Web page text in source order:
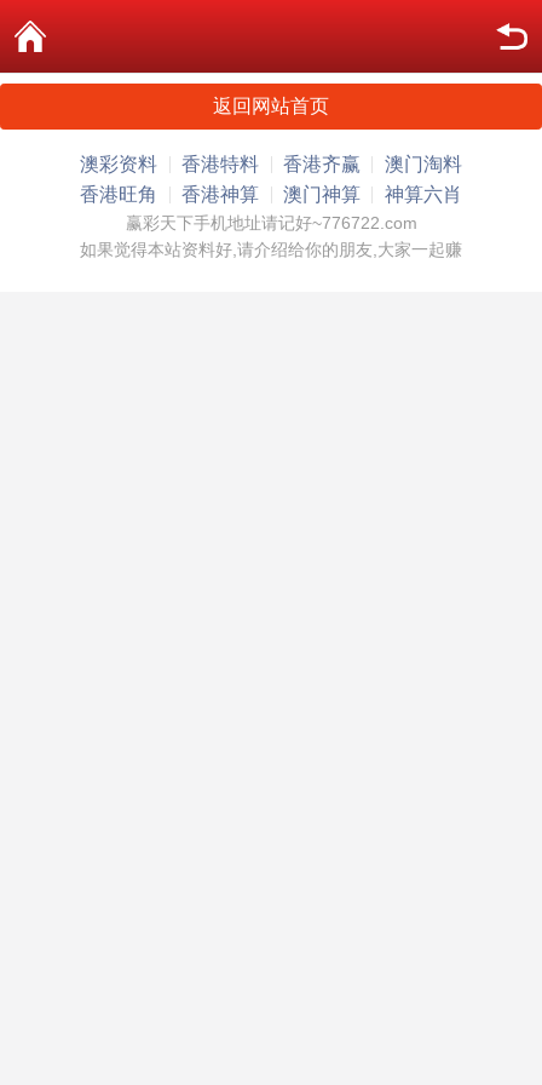
返回网站首页
澳彩资料 香港特料 香港齐赢
澳门淘料
香港旺角
香港神算 澳门神算 神算六肖
赢彩天下手机地址请记好~776722.com
如果觉得本站资料好,请介绍给你的朋友,大家一起赚